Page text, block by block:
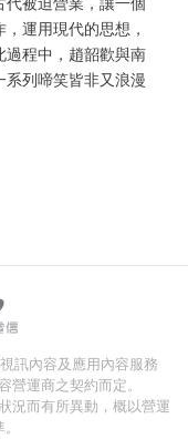
運用現代的思想，
程中，趙韶歡與南
列啼笑皆非又浪漫
訊內容及應用內容服務
運商之契約而定。
況而有所異動，概以營運